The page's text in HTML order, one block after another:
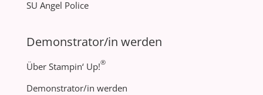
SU Angel Police
Demonstrator/in werden
Über Stampin‘ Up!®
Demonstrator/in werden